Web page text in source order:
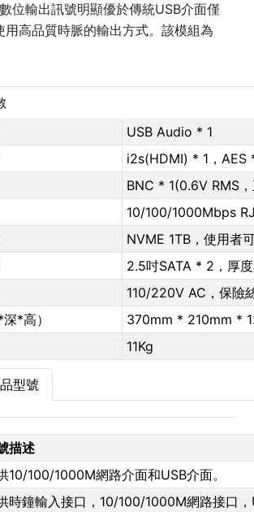
位輸出訊號明顯優於傳統USB介面僅
用高品質時脈的輸出方式。該模組為
USB Audio * 1
i2s(HDMI) * 1，AES
BNC * 1(0.6V RMS
10/100/1000Mbps
NVME 1TB，使用者
2.5吋SATA * 2，厚
110/220V AC，保險
*高）
370mm * 210mm *
11Kg
型號
描述
10/100/1000M網路介面和USB介面。
時鐘輸入接口，10/100/1000M網路接口